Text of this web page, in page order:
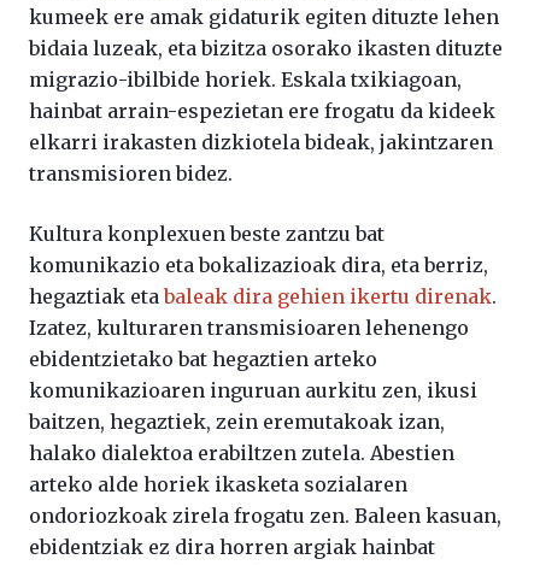
kumeek ere amak gidaturik egiten dituzte lehen
bidaia luzeak, eta bizitza osorako ikasten dituzte
migrazio-ibilbide horiek. Eskala txikiagoan,
hainbat arrain-espezietan ere frogatu da kideek
elkarri irakasten dizkiotela bideak, jakintzaren
transmisioren bidez.
Kultura konplexuen beste zantzu bat
komunikazio eta bokalizazioak dira, eta berriz,
hegaztiak etabaleak dira gehien ikertu direnak.
Izatez, kulturaren transmisioaren lehenengo
ebidentzietako bat hegaztien arteko
komunikazioaren inguruan aurkitu zen, ikusi
baitzen, hegaztiek, zein eremutakoak izan,
halako dialektoa erabiltzen zutela. Abestien
arteko alde horiek ikasketa sozialaren
ondoriozkoak zirela frogatu zen. Baleen kasuan,
ebidentziak ez dira horren argiak hainbat